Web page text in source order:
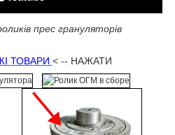
прес грануляторів
ТОВАРИ < -- НАЖАТИ